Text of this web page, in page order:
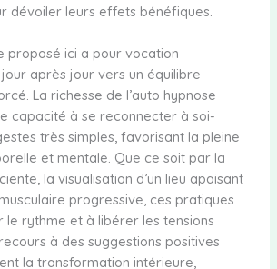
dévoiler leurs effets bénéfiques.
proposé ici a pour vocation
après jour vers un équilibre
La richesse de l’auto hypnose
capacité à se reconnecter à soi-
très simples, favorisant la pleine
et mentale. Que ce soit par la
la visualisation d’un lieu apaisant
progressive, ces pratiques
le rythme et à libérer les tensions
à des suggestions positives
la transformation intérieure,